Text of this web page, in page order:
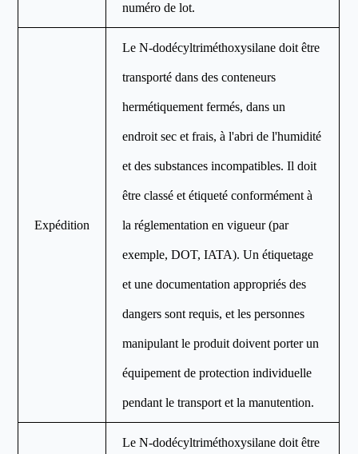
numéro de lot.
Expédition
Le N-dodécyltriméthoxysilane doit être
transporté dans des conteneurs
hermétiquement fermés, dans un
endroit sec et frais, à l'abri de l'humidité
et des substances incompatibles. Il doit
être classé et étiqueté conformément à
la réglementation en vigueur (par
exemple, DOT, IATA). Un étiquetage
et une documentation appropriés des
dangers sont requis, et les personnes
manipulant le produit doivent porter un
équipement de protection individuelle
pendant le transport et la manutention.
Le N-dodécyltriméthoxysilane doit être